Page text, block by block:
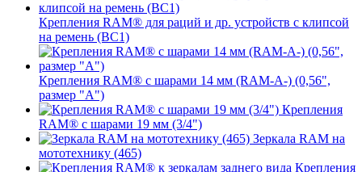
Крепления RAM® для раций и др. устройств с клипсой
на ремень (BC1)
Крепления RAM® с шарами 14 мм (RAM-A-) (0,56",
размер "A")
Крепления
RAM® с шарами 19 мм (3/4")
Зеркала RAM на
мототехнику (465)
Крепления